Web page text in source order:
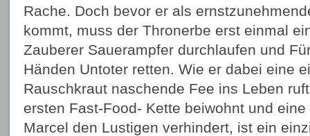
Rache. Doch bevor er als
kommt, muss der Thronerbe erst einmal
Zauberer Sauerampfer durchlaufen und
Händen Untoter retten. Wie er dabei eine
Rauschkraut naschende Fee ins Leben
ersten Fast-Food- Kette beiwohnt und
Marcel den Lustigen verhindert, ist ein